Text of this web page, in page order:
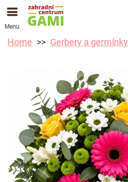
Menu
Home Gerbery a germínky